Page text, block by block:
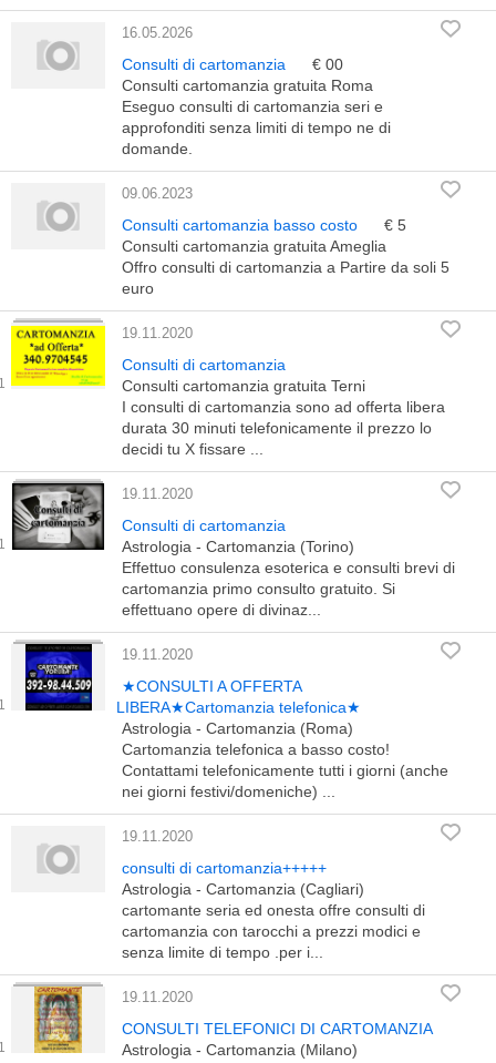
16.05.2026
Consulti di cartomanzia
€ 00
Consulti cartomanzia gratuita Roma
Eseguo consulti di cartomanzia seri e
approfonditi senza limiti di tempo ne di
domande.
09.06.2023
Consulti cartomanzia basso costo
€ 5
Consulti cartomanzia gratuita Ameglia
Offro consulti di cartomanzia a Partire da soli 5
euro
19.11.2020
Consulti di cartomanzia
Consulti cartomanzia gratuita Terni
I consulti di cartomanzia sono ad offerta libera
durata 30 minuti telefonicamente il prezzo lo
decidi tu X fissare ...
19.11.2020
Consulti di cartomanzia
Astrologia - Cartomanzia (Torino)
Effettuo consulenza esoterica e consulti brevi di
cartomanzia primo consulto gratuito. Si
effettuano opere di divinaz...
19.11.2020
★CONSULTI A OFFERTA
LIBERA★Cartomanzia telefonica★
Astrologia - Cartomanzia (Roma)
Cartomanzia telefonica a basso costo!
Contattami telefonicamente tutti i giorni (anche
nei giorni festivi/domeniche) ...
19.11.2020
consulti di cartomanzia+++++
Astrologia - Cartomanzia (Cagliari)
cartomante seria ed onesta offre consulti di
cartomanzia con tarocchi a prezzi modici e
senza limite di tempo .per i...
19.11.2020
CONSULTI TELEFONICI DI CARTOMANZIA
Astrologia - Cartomanzia (Milano)